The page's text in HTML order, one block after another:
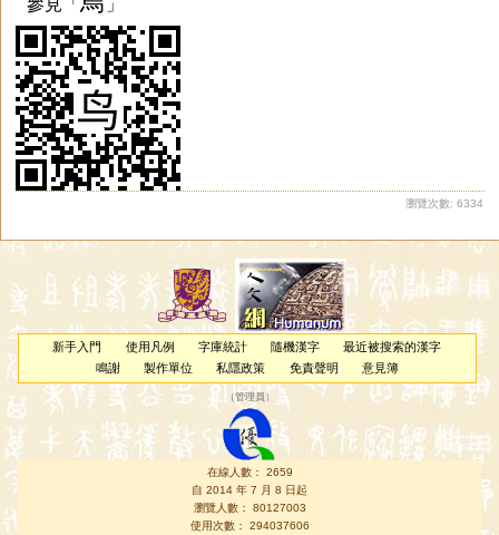
瀏覽次數: 6334
新手入門 使用凡例 字庫統計 隨機漢字
最近被搜索的漢字
鳴謝
製作單位 私隱政策 免責聲明 意見簿
（管理員 ）
在線人數： 2659
自 2014 年 7 月 8 日起
瀏覽人數： 80127003
使用次數： 294037606